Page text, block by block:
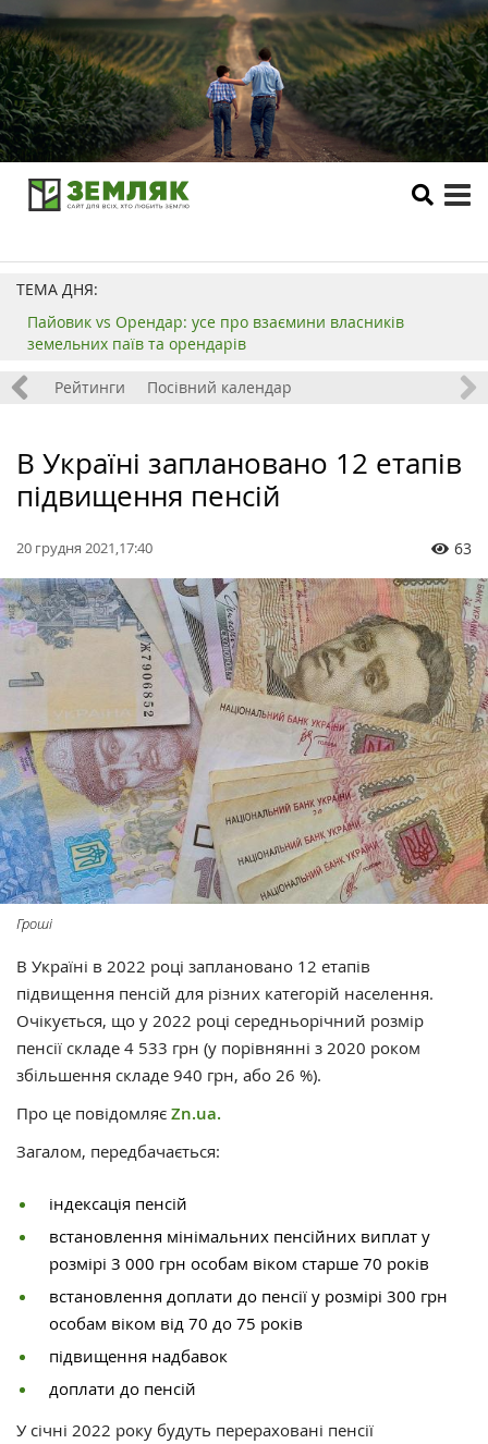
ТЕМА ДНЯ:
Пайовик vs Орендар: усе про взаємини власників
земельних паїв та орендарів
Рейтинги Посівний календар
В Україні заплановано 12 етапів
підвищення пенсій
20 грудня 2021,17:40 63
Гроші
В Україні в 2022 році заплановано 12 етапів
підвищення пенсій для різних категорій населення.
Очікується, що у 2022 році середньорічний розмір
пенсії складе 4 533 грн (у порівнянні з 2020 роком
збільшення складе 940 грн, або 26 %).
Про це повідомляє Zn.ua.
Загалом, передбачається:
індексація пенсій
встановлення мінімальних пенсійних виплат у
розмірі 3 000 грн особам віком старше 70 років
встановлення доплати до пенсії у розмірі 300 грн
особам віком від 70 до 75 років
підвищення надбавок
доплати до пенсій
У січні 2022 року будуть перераховані пенсії